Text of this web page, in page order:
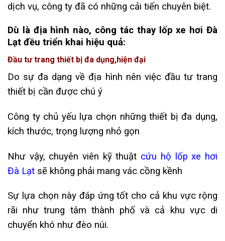
dịch vụ, công ty đã có những cải tiến chuyên biệt.
Dù là địa hình nào, công tác thay lốp xe hơi Đà
Lạt đều triển khai hiệu quả:
Đầu tư trang thiết bị đa dụng,hiện đại
Do sự đa dạng về địa hình nên việc đầu tư trang
thiết bị cần được chú ý
Công ty chủ yếu lựa chọn những thiết bị đa dụng,
kích thước, trọng lượng nhỏ gọn
Như vậy, chuyên viên kỹ thuật cứu hộ lốp xe hơi
Đà Lạt sẽ không phải mang vác cồng kềnh
Sự lựa chọn này đáp ứng tốt cho cả khu vực rộng
rãi như trung tâm thành phố và cả khu vực di
chuyển khó như đèo núi.